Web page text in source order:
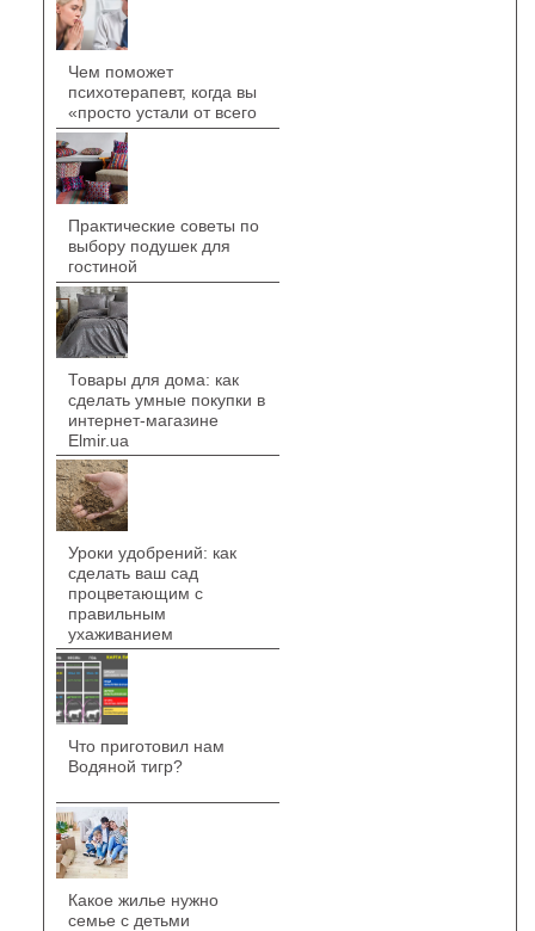
Чем поможет
психотерапевт, когда вы
«просто устали от всего
Практические советы по
выбору подушек для
гостиной
Товары для дома: как
сделать умные покупки в
интернет-магазине
Elmir.ua
Уроки удобрений: как
сделать ваш сад
процветающим с
правильным
ухаживанием
Что приготовил нам
Водяной тигр?
Какое жилье нужно
семье с детьми